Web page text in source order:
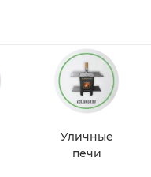
Уличные
печи